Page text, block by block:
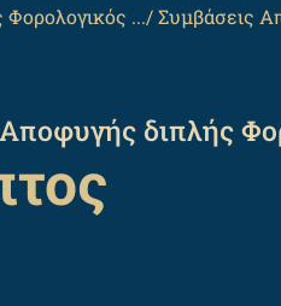
Φορολογικός ... Συμβάσεις
διπλής